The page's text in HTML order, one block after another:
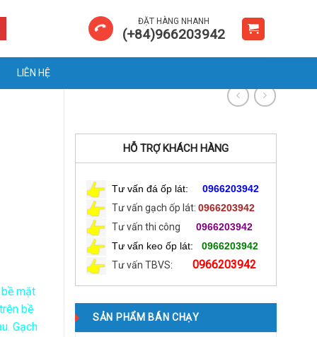
ĐẶT HÀNG NHANH
(+84)966203942
LIÊN HỆ
HỖ TRỢ KHÁCH HÀNG
Tư vấn đá ốp lát: 0966203942
Tư vấn gạch ốp lát: 0966203942
Tư vấn thi công
0966203942
Tư vấn keo ốp lát:
0966203942
Tư vấn TBVS:
0966203942
SẢN PHẨM BÁN CHẠY
mặt
bề
Gạch